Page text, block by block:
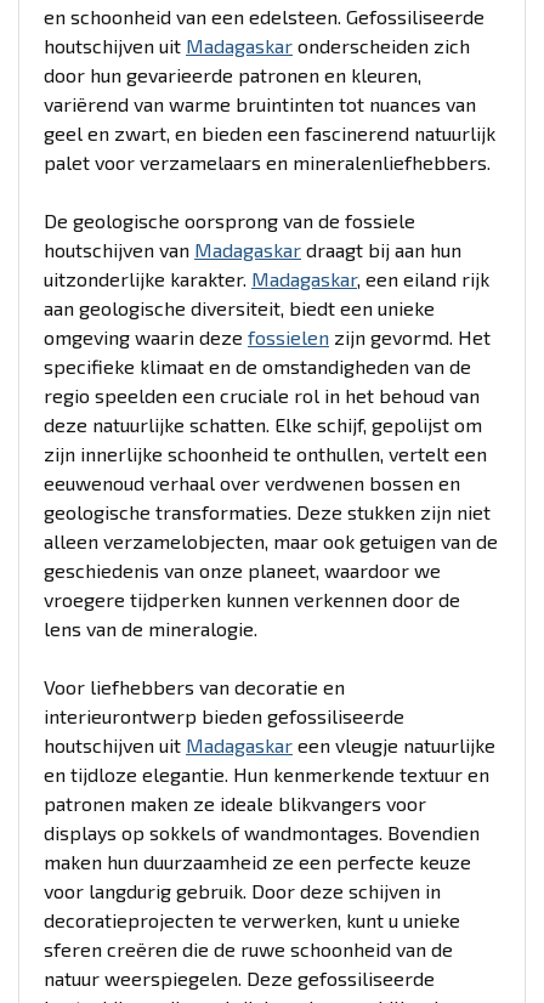
en schoonheid van een edelsteen. Gefossiliseerde
houtschijven uit Madagaskar onderscheiden zich
door hun gevarieerde patronen en kleuren,
variërend van warme bruintinten tot nuances van
geel en zwart, en bieden een fascinerend natuurlijk
palet voor verzamelaars en mineralenliefhebbers.
De geologische oorsprong van de fossiele
houtschijven van Madagaskar draagt bij aan hun
uitzonderlijke karakter. Madagaskar, een eiland rijk
aan geologische diversiteit, biedt een unieke
omgeving waarin deze fossielen zijn gevormd. Het
specifieke klimaat en de omstandigheden van de
regio speelden een cruciale rol in het behoud van
deze natuurlijke schatten. Elke schijf, gepolijst om
zijn innerlijke schoonheid te onthullen, vertelt een
eeuwenoud verhaal over verdwenen bossen en
geologische transformaties. Deze stukken zijn niet
alleen verzamelobjecten, maar ook getuigen van de
geschiedenis van onze planeet, waardoor we
vroegere tijdperken kunnen verkennen door de
lens van de mineralogie.
Voor liefhebbers van decoratie en
interieurontwerp bieden gefossiliseerde
houtschijven uit Madagaskar een vleugje natuurlijke
en tijdloze elegantie. Hun kenmerkende textuur en
patronen maken ze ideale blikvangers voor
displays op sokkels of wandmontages. Bovendien
maken hun duurzaamheid ze een perfecte keuze
voor langdurig gebruik. Door deze schijven in
decoratieprojecten te verwerken, kunt u unieke
sferen creëren die de ruwe schoonheid van de
natuur weerspiegelen. Deze gefossiliseerde